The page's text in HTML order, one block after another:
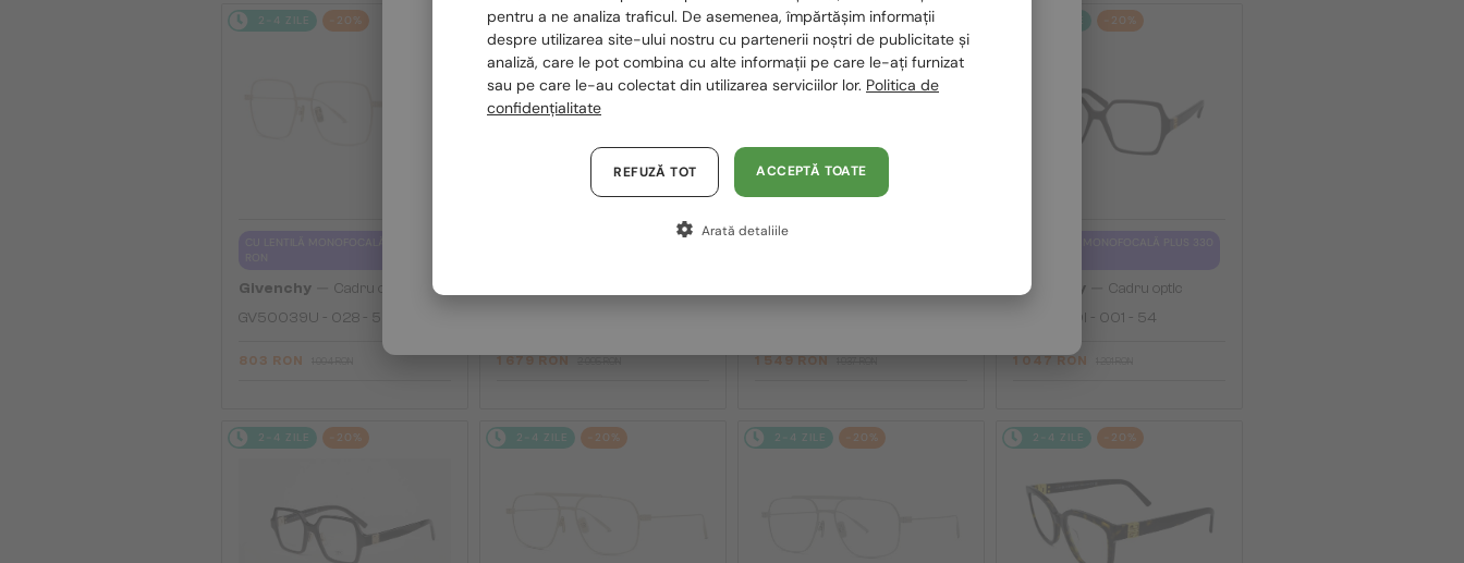
2-4 ZILE -20%
Givenchy
Cadru optic
GV50039U - 028 - 55
803 RON
2-4 ZILE -20%
1 679 RON
2-4 ZILE -20%
1 549 RON
-20%
Givenchy
Cadru optic
GV50050I - 001 - 54
1 047 RON
2-4 ZILE -20% 2-4 ZILE -20% 2-4 ZILE -20% 2-4 ZILE -20%
România / RO
Polska / PL
Magyarország / HU
Austria / AT
pentru a ne analiza traficul. De asemenea, împărtășim informații
despre utilizarea site-ului nostru cu partenerii noștri de publicitate și
analiză, care le pot combina cu alte informații pe care le-ați furnizat
sau pe care le-au colectat din utilizarea serviciilor lor. Politica de
confidențialitate
ACCEPTĂ TOATE
REFUZĂ TOT
Arată detaliile